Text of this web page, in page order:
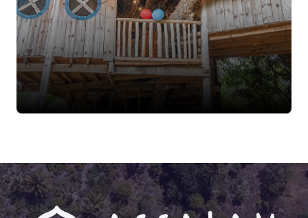
Eskimeyen Gönüllülerimiz